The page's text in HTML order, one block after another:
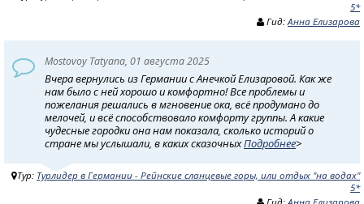
5*
Гид: Анна Елизарова
Mostovoy Tatyana, 01 августа 2025
Вчера вернулись из Германии с Анечкой Елизаровой. Как же
нам было с ней хорошо и комфортно! Все проблемы и
пожелания решались в мгновение ока, всё продумано до
мелочей, и всё способствовало комфорту группы. А какие
чудесные городки она нам показала, сколько историй о
стране мы услышали, в каких сказочныхПодробнее>
Тур: Турлидер в Германии - Рейнские сланцевые горы, или отдых "на водах"
5*